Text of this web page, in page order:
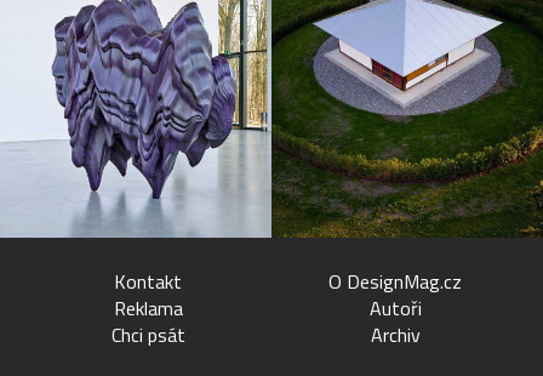
Kontakt
Reklama
Chci psát
O DesignMag.cz
Autoři
Archiv